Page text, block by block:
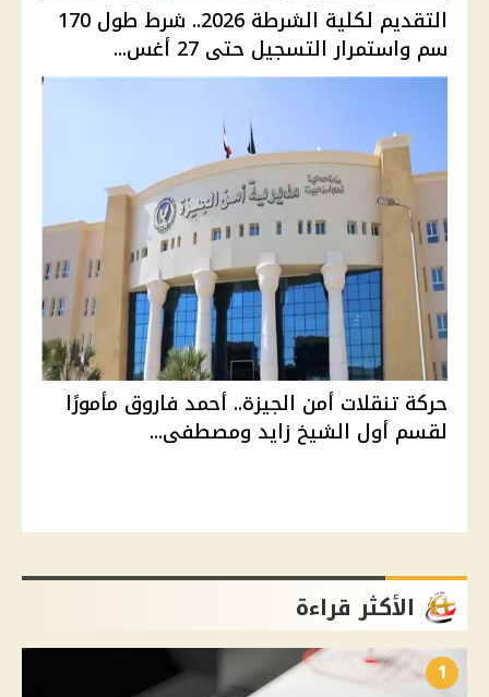
التقديم لكلية الشرطة 2026.. شرط طول 170
سم واستمرار التسجيل حتى 27 أغس...
حركة تنقلات أمن الجيزة.. أحمد فاروق مأمورًا
لقسم أول الشيخ زايد ومصطفى...
الأكثر قراءة
1